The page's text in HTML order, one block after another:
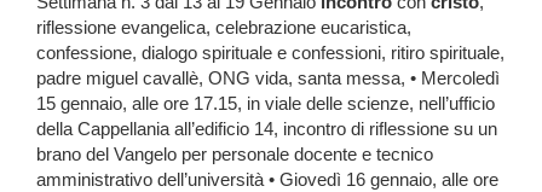
riflessione evangelica, celebrazione eucaristica,
confessione, dialogo spirituale e confessioni, ritiro spirituale,
padre miguel cavallè, ONG vida, santa messa, • Mercoledì
15 gennaio, alle ore 17.15, in viale delle scienze, nell’ufficio
della Cappellania all’edificio 14, incontro di riflessione su un
brano del Vangelo per personale docente e tecnico
amministrativo dell’università • Giovedì 16 gennaio, alle ore